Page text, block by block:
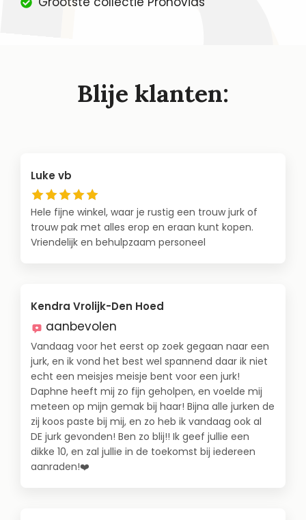
Blije klanten:
Luke vb
Hele fijne winkel, waar je rustig een trouw jurk of
trouw pak met alles erop en eraan kunt kopen.
Vriendelijk en behulpzaam personeel
Kendra Vrolijk-Den Hoed
aanbevolen
Vandaag voor het eerst op zoek gegaan naar een
jurk, en ik vond het best wel spannend daar ik niet
echt een meisjes meisje bent voor een jurk!
Daphne heeft mij zo fijn geholpen, en voelde mij
meteen op mijn gemak bij haar! Bijna alle jurken de
zij koos paste bij mij, en zo heb ik vandaag ook al
DE jurk gevonden! Ben zo blij!! Ik geef jullie een
dikke 10, en zal jullie in de toekomst bij iedereen
aanraden!❤️